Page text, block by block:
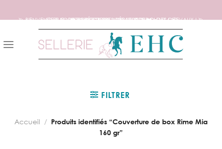
🦄 BIENVENUE SUR NOTRE SITE DEDIE AUX AMOUREUX DES CHEVAUX ! 🦄
📦 FRAIS DE PORT OFFERTS DÈS 150€ D’ACHATS ! 📦
❤️ EXPÉDITIONS WORLDWIDE ❤️
content
Accueil / Produits identifiés “Couverture de box Rime Mia
160 gr”
FILTRER